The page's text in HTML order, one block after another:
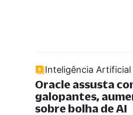
Inteligência Artificial
Oracle assusta
galopantes,
sobre bolha de AI